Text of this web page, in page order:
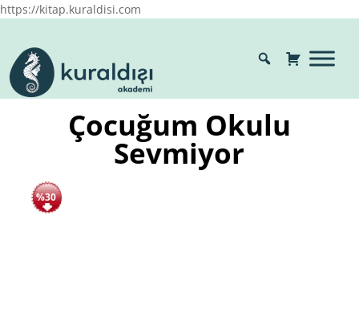
https://kitap.kuraldisi.com
Çocuğum Okulu
Sevmiyor
%30